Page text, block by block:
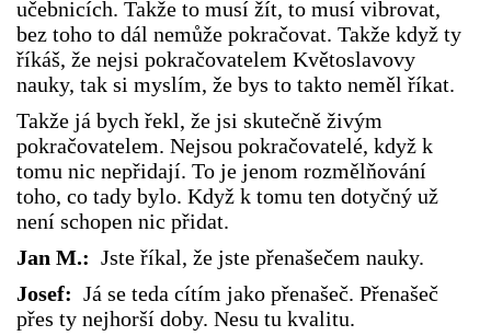
učebnicích. Takže to musí žít, to musí vibrovat,
bez toho to dál nemůže pokračovat. Takže když ty
říkáš, že nejsi pokračovatelem Květoslavovy
nauky, tak si myslím, že bys to takto neměl říkat.
Takže já bych řekl, že jsi skutečně živým
pokračovatelem. Nejsou pokračovatelé, když k
tomu nic nepřidají. To je jenom rozmělňování
toho, co tady bylo. Když k tomu ten dotyčný už
není schopen nic přidat.
Jan M.: Jste říkal, že jste přenašečem nauky.
Josef: Já se teda cítím jako přenašeč. Přenašeč
přes ty nejhorší doby. Nesu tu kvalitu.